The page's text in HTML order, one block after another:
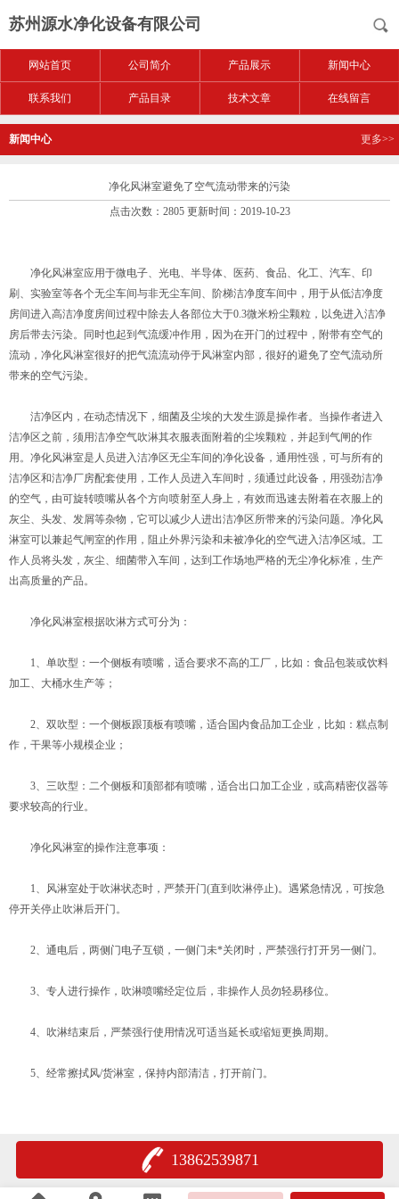
苏州源水净化设备有限公司
网站首页 公司简介 产品展示 新闻中心
联系我们 产品目录 技术文章 在线留言
新闻中心 更多>>
净化风淋室避免了空气流动带来的污染
点击次数：2805 更新时间：2019-10-23
净化风淋室应用于微电子、光电、半导体、医药、食品、化工、汽车、印
刷、实验室等各个无尘车间与非无尘车间、阶梯洁净度车间中，用于从低洁净度
房间进入高洁净度房间过程中除去人各部位大于0.3微米粉尘颗粒，以免进入洁净
房后带去污染。同时也起到气流缓冲作用，因为在开门的过程中，附带有空气的
流动，净化风淋室很好的把气流流动停于风淋室内部，很好的避免了空气流动所
带来的空气污染。
洁净区内，在动态情况下，细菌及尘埃的大发生源是操作者。当操作者进入
洁净区之前，须用洁净空气吹淋其衣服表面附着的尘埃颗粒，并起到气闸的作
用。净化风淋室是人员进入洁净区无尘车间的净化设备，通用性强，可与所有的
洁净区和洁净厂房配套使用，工作人员进入车间时，须通过此设备，用强劲洁净
的空气，由可旋转喷嘴从各个方向喷射至人身上，有效而迅速去附着在衣服上的
灰尘、头发、发屑等杂物，它可以减少人进出洁净区所带来的污染问题。净化风
淋室可以兼起气闸室的作用，阻止外界污染和未被净化的空气进入洁净区域。工
作人员将头发，灰尘、细菌带入车间，达到工作场地严格的无尘净化标准，生产
出高质量的产品。
净化风淋室根据吹淋方式可分为：
1、单吹型：一个侧板有喷嘴，适合要求不高的工厂，比如：食品包装或饮料
加工、大桶水生产等；
2、双吹型：一个侧板跟顶板有喷嘴，适合国内食品加工企业，比如：糕点制
作，干果等小规模企业；
3、三吹型：二个侧板和顶部都有喷嘴，适合出口加工企业，或高精密仪器等
要求较高的行业。
净化风淋室的操作注意事项：
1、风淋室处于吹淋状态时，严禁开门(直到吹淋停止)。遇紧急情况，可按急
停开关停止吹淋后开门。
2、通电后，两侧门电子互锁，一侧门未*关闭时，严禁强行打开另一侧门。
3、专人进行操作，吹淋喷嘴经定位后，非操作人员勿轻易移位。
4、吹淋结束后，严禁强行使用情况可适当延长或缩短更换周期。
5、经常擦拭风/货淋室，保持内部清洁，打开前门。
13862539871